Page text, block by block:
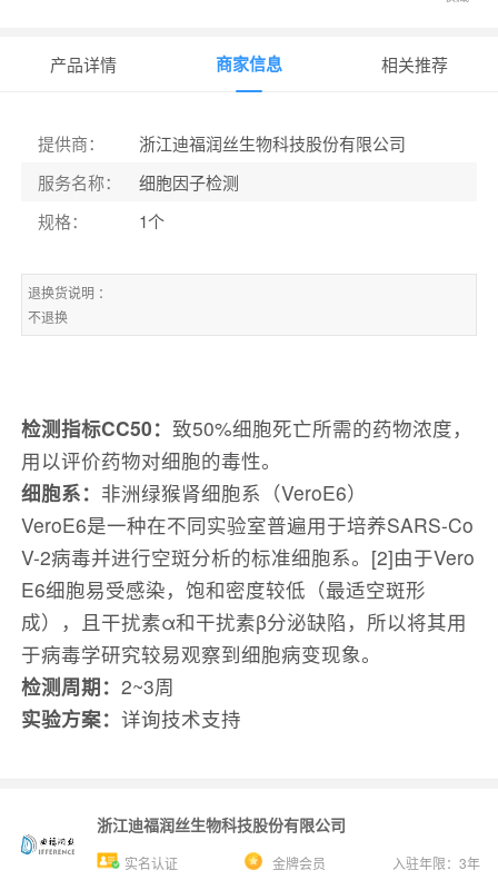
产品详情 商家信息 相关推荐
提供商：
浙江迪福润丝生物科技股份有限公司
服务名称：
细胞因子检测
规格： 1个
退换货说明 ：
不退换
检测指标CC50： 致50%细胞死亡所需的药物浓度，
用以评价药物对细胞的毒性。
细胞系： 非洲绿猴肾细胞系（VeroE6）
VeroE6是一种在不同实验室普遍用于培养SARS-Co
V-2病毒并进行空斑分析的标准细胞系。[2]由于Vero
E6细胞易受感染，饱和密度较低（最适空斑形
成），且干扰素α和干扰素β分泌缺陷，所以将其用
于病毒学研究较易观察到细胞病变现象。
检测周期： 2~3周
实验方案： 详询技术支持
浙江迪福润丝生物科技股份有限公司
实名认证 金牌会员 入驻年限： 3年